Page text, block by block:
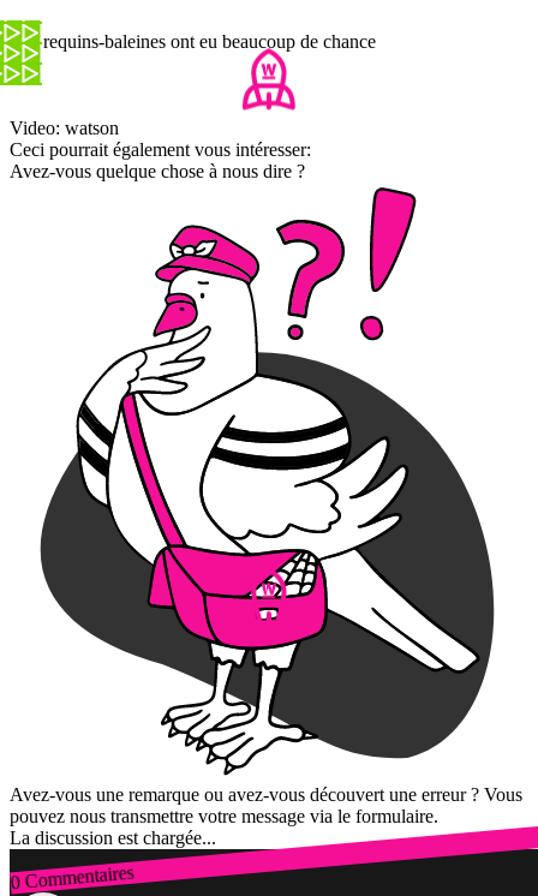
Ces requins-baleines ont eu beaucoup de chance
Video: watson
Ceci pourrait également vous intéresser:
Avez-vous quelque chose à nous dire ?
Avez-vous une remarque ou avez-vous découvert une erreur ? Vous
pouvez nous transmettre votre message via le formulaire.
La discussion est chargée...
0 Commentaires
Connexion